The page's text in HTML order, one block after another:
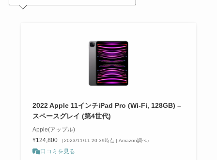
2022 Apple 11インチiPad Pro (Wi-Fi, 128GB) –
スペースグレイ (第4世代)
Apple(アップル)
¥124,800
（2023/11/11 20:39時点 | Amazon調べ）
口コミを見る